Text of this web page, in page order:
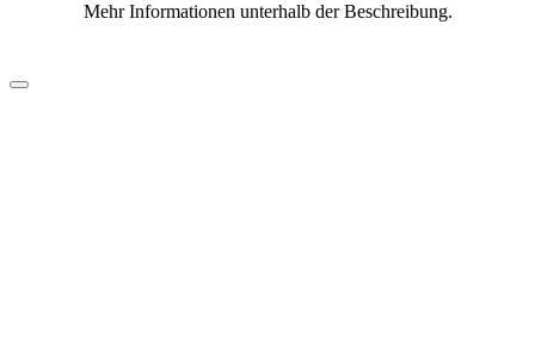
Mehr Informationen unterhalb der Beschreibung.